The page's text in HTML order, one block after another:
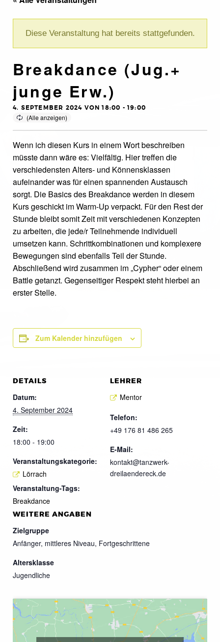
Diese Veranstaltung hat bereits stattgefunden.
Breakdance (Jug.+
junge Erw.)
4. SEPTEMBER 2024 VON 18:00 -19:00
Wenn ich diesen Kurs in einem Wort beschreiben
müsste dann wäre es: Vielfältig. Hier treffen die
verschiedensten Alters- und Könnensklassen
aufeinander was für einen spannenden Austausch
sorgt. Die Basics des Breakdance werden in diesem
Kurs geschickt im Warm-Up verpackt. Für den Rest der
Stunde bleibt somit Zeit mit verschiedenen Konzepten
zu arbeiten, die jede/r Teilnehmende individuell
umsetzen kann. Schrittkombinationen und komplexere
Bewegungen sind ebenfalls Teil der Stunde.
Abschließend wird zusammen im „Cypher“ oder einem
Battle getanzt. Gegenseitiger Respekt steht hierbei an
erster Stelle.
Zum Kalender hinzufügen
DETAILS
Datum:
4. September 2024
Zeit:
18:00 - 19:00
Veranstaltungskategorie:
Lörrach
Veranstaltung-Tags:
Breakdance
LEHRER
Mentor
Telefon:
+49 176 81 486 265
E-Mail:
kontakt@tanzwerk-
dreilaendereck.de
WEITERE ANGABEN
Zielgruppe
Anfänger, mittleres Niveau, Fortgeschrittene
Altersklasse
Jugendliche